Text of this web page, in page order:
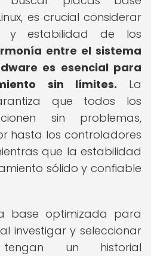
es crucial considerar
y estabilidad de los
entre el sistema
es esencial para
sin límites. La
que todos los
sin problemas,
hasta los controladores
que la estabilidad
sólido y confiable
base optimizada para
investigar y seleccionar
un historial